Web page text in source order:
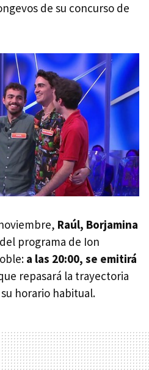
de su concurso de
Raúl, Borjamina
programa de Ion
a las 20:00, se emitirá
repasará la trayectoria
horario habitual.